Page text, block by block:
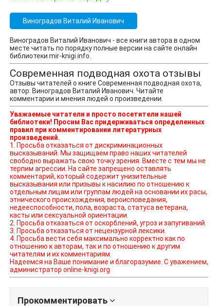
Виноградов Виталий Иванович
Виноградов Виталий Иванович - все книги автора в одном
месте читать по порядку полные версии на сайте онлайн
библиотеки mir-knigi.info.
Современная подводная охота отзывы
Отзывы читателей о книге Современная подводная охота,
автор: Виноградов Виталий Иванович. Читайте
комментарии и мнения людей о произведении.
Уважаемые читатели и просто посетители нашей
библиотеки! Просим Вас придерживаться определенных
правил при комментировании литературных
произведений.
1. Просьба отказаться от дискриминационных
высказываний. Мы защищаем право наших читателей
свободно выражать свою точку зрения. Вместе с тем мы не
терпим агрессии. На сайте запрещено оставлять
комментарий, который содержит унизительные
высказывания или призывы к насилию по отношению к
отдельным лицам или группам людей на основании их расы,
этнического происхождения, вероисповедания,
недееспособности, пола, возраста, статуса ветерана,
касты или сексуальной ориентации.
2. Просьба отказаться от оскорблений, угроз и запугиваний.
3. Просьба отказаться от нецензурной лексики.
4. Просьба вести себя максимально корректно как по
отношению к авторам, так и по отношению к другим
читателям и их комментариям.
Надеемся на Ваше понимание и благоразумие. С уважением,
администратор online-knigi.org
Прокомментировать